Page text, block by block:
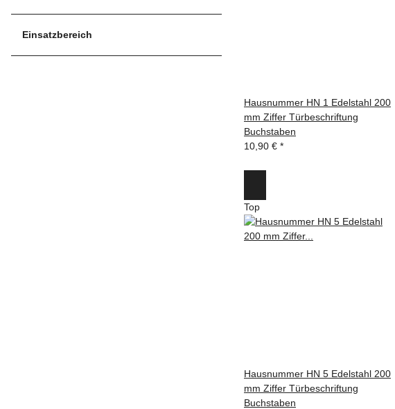
Hausnummer HN 1 Edelstahl 200
mm Ziffer Türbeschriftung
Buchstaben
10,90 € *
Top
Hausnummer HN 5 Edelstahl 200
mm Ziffer Türbeschriftung
Buchstaben
Einsatzbereich